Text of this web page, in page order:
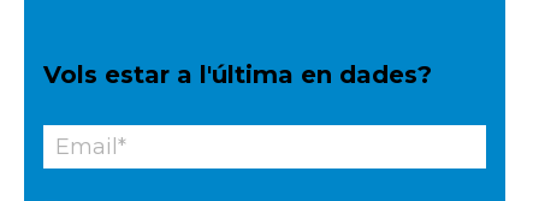
Vols estar a l'última en dades?